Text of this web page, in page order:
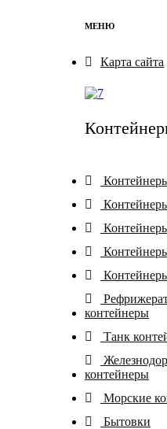
МЕНЮ
Карта сайта
контейнеры
Танк
контейнеры
Морские
Бытовки